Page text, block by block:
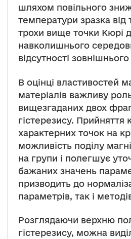
шляхом повільного
температури зразка від
трохи вище точки Кюрі
навколишнього
відсутності
В оцінці властивостей
матеріалів важливу роль
вищезгаданих двох
гістерезису. Прийняття
характерних точок на
можливість поділу
на групи і полегшує
бажаних значень
призводить до
параметрів, так і
Розглядаючи верхню
гістерезису, можна